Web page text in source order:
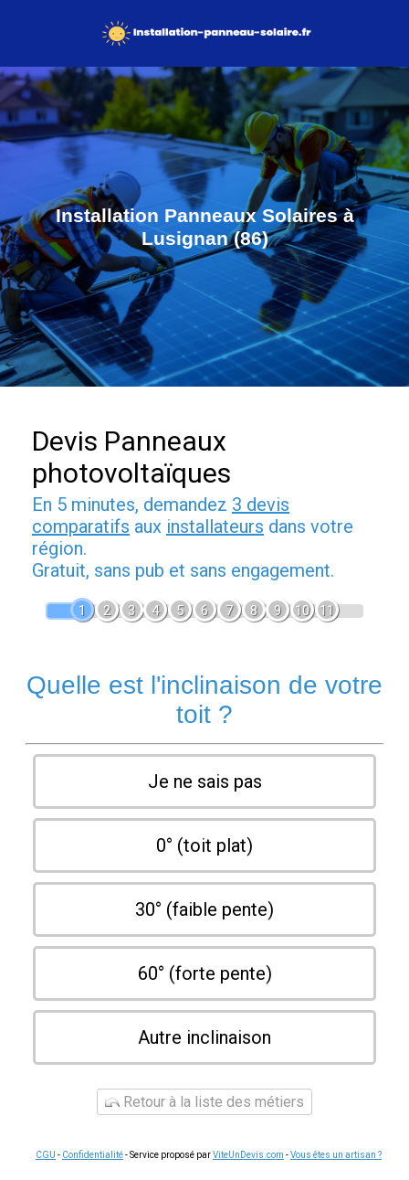
Installation Panneaux Solaires à
Lusignan (86)
Devis Panneaux
photovoltaïques
En 5 minutes, demandez 3 devis
comparatifs aux installateurs dans votre
région.
Gratuit, sans pub et sans engagement.
1 2 3 4 5 6 7 8 9 10 11
Quelle est l'inclinaison de votre
toit ?
Je ne sais pas
0° (toit plat)
30° (faible pente)
60° (forte pente)
Autre inclinaison
Retour à la liste des métiers
CGU - Confidentialité- Service proposé parViteUnDevis.com -Vous êtes un artisan ?